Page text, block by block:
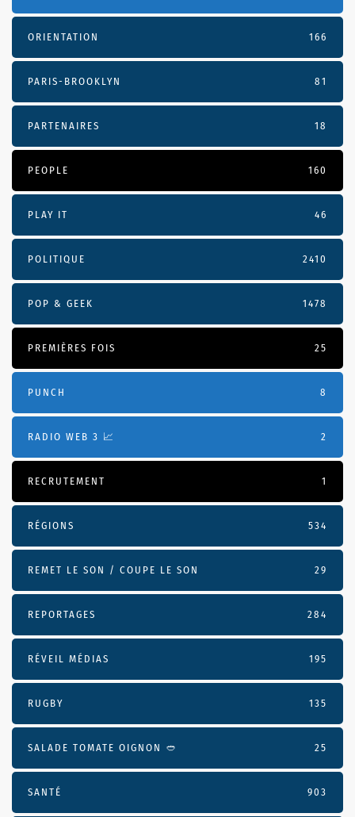
ORIENTATION 166
PARIS-BROOKLYN 81
PARTENAIRES 18
PEOPLE 160
PLAY IT 46
POLITIQUE 2410
POP & GEEK 1478
PREMIÈRES FOIS 25
PUNCH 8
RADIO WEB 3 📈 2
RECRUTEMENT 1
RÉGIONS 534
REMET LE SON / COUPE LE SON 29
REPORTAGES 284
RÉVEIL MÉDIAS 195
RUGBY 135
SALADE TOMATE OIGNON 🥙 25
SANTÉ 903